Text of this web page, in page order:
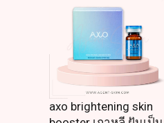
axo brightening skin